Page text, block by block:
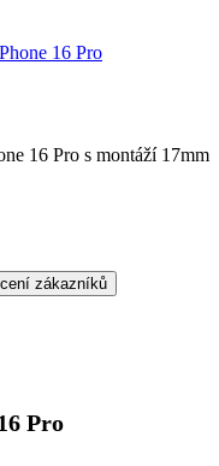
16 Pro
16 Pro s montáží 17mm
zákazníků
Pro